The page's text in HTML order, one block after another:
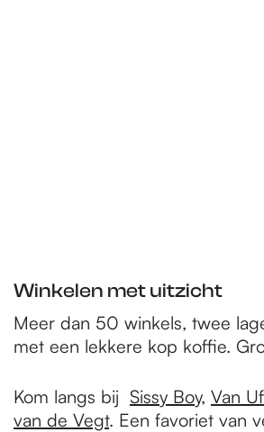
Winkelen met uitzicht
Meer dan 50 winkels, twee
met een lekkere kop koffie.
Kom langs bij Sissy Boy, Van
van de Vegt. Een favoriet van